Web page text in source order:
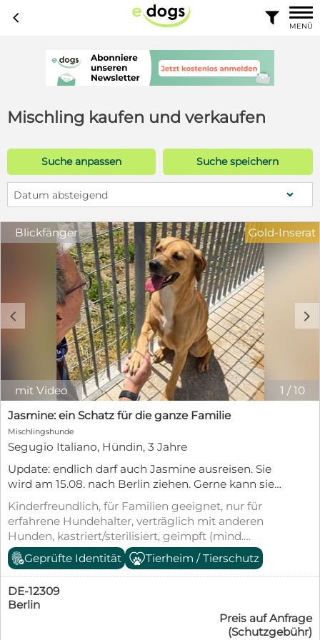
c 
MENÜ
Mischling kaufen und verkaufen
Suche anpassen Suche speichern
Datum absteigend
Blickfänger
1 /10
c d
mit Video
Gold-Inserat
Jasmine: ein Schatz für die ganze Familie
Mischlingshunde
Segugio Italiano, Hündin, 3 Jahre
Update: endlich darf auch Jasmine ausreisen. Sie
wird am 15.08. nach Berlin ziehen. Gerne kann sie
dort besucht werden. Jasmine und ihre Schwester
Pallina sind seit April in unserem
Kooperationstierheim. Pallina hat schon ihre
Familie gefunden und entwickelt sich zu einer
tollen Familienhündin. Nur Jasmine wartet noch...
Jasmine ist einfach eine liebenswerte, anhängliche
Hündin. Sie lässt sich streicheln, knuddeln, hoch
heben und freut sich sichtlich, wenn man ihr
Aufmerksamkeit und ein paar liebe Worte schenkt.
Jasmine strahlt Lebensfreude aus und zeigt, dass
Kinderfreundlich, für Familien geeignet, nur für
erfahrene Hundehalter, verträglich mit anderen
Hunden, kastriert/sterilisiert, geimpft (mind.
Pflichtimpfungen), entwurmt, gechipt, mit EU-
Heimtierausweis, Tierschutzgesetz §11
Geprüfte Identität Tierheim / Tierschutz
DE-12309
Berlin
Preis auf Anfrage
(Schutzgebühr)